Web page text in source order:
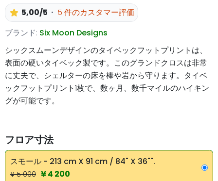
5,00/5
5 件のカスタマー評価
ブランド: Six Moon Designs
シックスムーンデザインのタイベックフットプリントは、
表面の硬いタイベック製です。このグランドクロスは非常
に丈夫で、シェルターの床を棒や岩から守ります。タイベ
ックフットプリント1枚で、数ヶ月、数千マイルのハイキン
グが可能です。
フロア寸法
スモール - 213 cm X 91 cm / 84" X 36"".
¥ 5 000 ¥ 4 200